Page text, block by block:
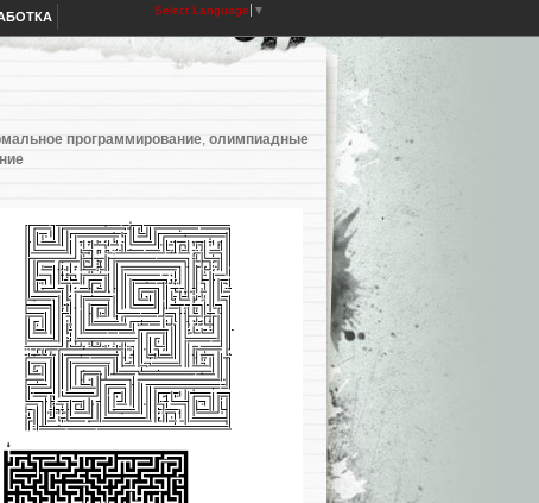
Select Language ▼
программирование, олимпиадные